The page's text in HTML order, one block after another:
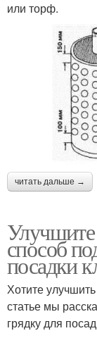
или торф.
читать дальше →
Улучшите
способ
посадки
Хотите
статье мы
грядку для